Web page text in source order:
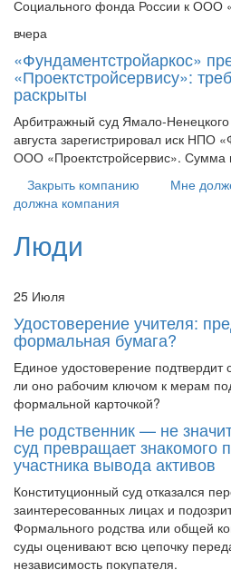
вчера
«Фундаментстройаркос»
«Проектстройсервису»:
раскрыты
Арбитражный суд Ямало-Ненецкого
августа зарегистрировал иск НПО
ООО «Проектстройсервис». Сумма
Закрыть компанию
Мне
должна компания
Люди
Удостоверение учителя:
формальная бумага?
Единое удостоверение подтвердит
ли оно рабочим ключом к мерам
формальной карточкой?
Не родственник — не
суд превращает знакомого
участника вывода активов
Конституционный суд отказался
заинтересованных лицах и
Формального родства или общей
суды оценивают всю цепочку
независимость покупателя.